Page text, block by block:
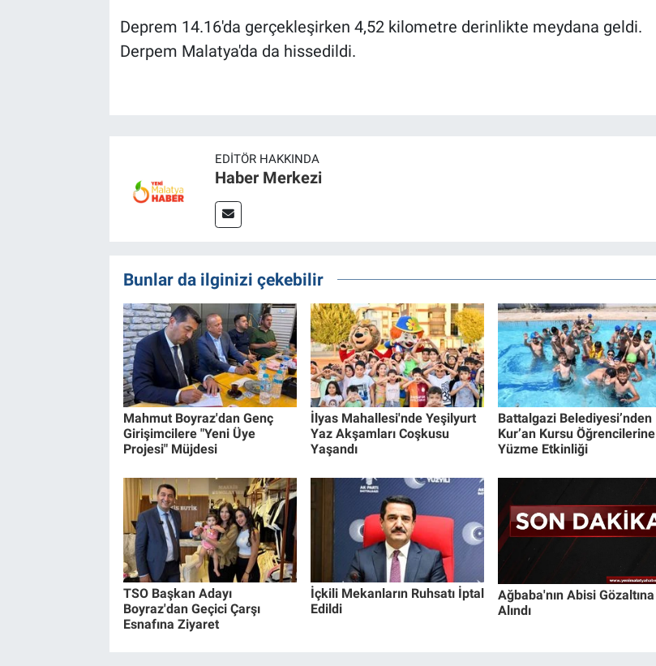
Deprem 14.16'da gerçekleşirken 4,52 kilometre derinlikte meydana geldi.
Derpem Malatya'da da hissedildi.
EDITÖR HAKKINDA
Haber Merkezi
Bunlar da ilginizi çekebilir
Mahmut Boyraz'dan Genç
Girişimcilere "Yeni Üye
Projesi" Müjdesi
İlyas Mahallesi'nde Yeşilyurt
Yaz Akşamları Coşkusu
Yaşandı
Battalgazi Belediyesi’nden
Kur’an Kursu Öğrencilerine
Yüzme Etkinliği
TSO Başkan Adayı
Boyraz'dan Geçici Çarşı
Esnafına Ziyaret
İçkili Mekanların Ruhsatı İptal
Edildi
Ağbaba'nın Abisi Gözaltına
Alındı